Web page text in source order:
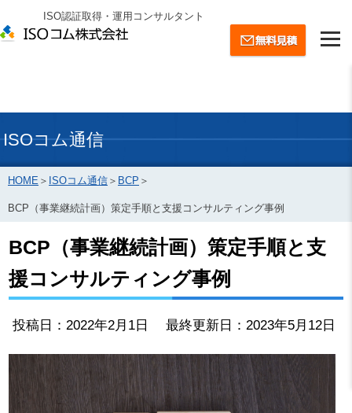
ISO認証取得・運用コンサルタント
ISOコム通信
HOME ＞ ISOコム通信 ＞ BCP ＞
BCP（事業継続計画）策定手順と支援コンサルティング事例
BCP（事業継続計画）策定手順と支
援コンサルティング事例
投稿日：2022年2月1日 最終更新日：2023年5月12日